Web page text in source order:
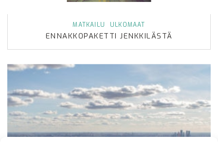
MATKAILU ULKOMAAT
ENNAKKOPAKETTI JENKKILÄSTÄ